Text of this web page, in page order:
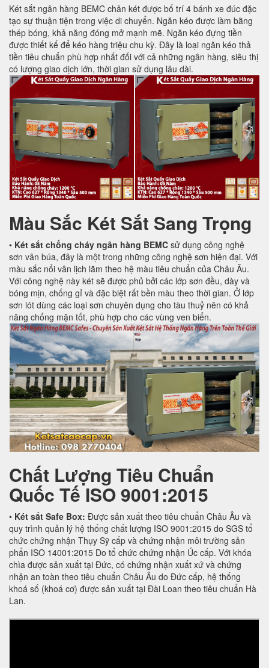
Két sắt ngân hàng BEMC chân két được bố trí 4 bánh xe đúc đặc
tạo sự thuận tiện trong việc di chuyển. Ngăn kéo được làm bằng
thép bóng, khả năng đóng mở mạnh mẽ. Ngăn kéo đựng tiền
được thiết kế để kéo hàng triệu chu kỳ. Đây là loại ngăn kéo thả
tiền tiêu chuẩn phù hợp nhất đối với cả những ngân hàng, siêu thị
có lượng giao dịch lớn, thời gian sử dụng lâu dài.
Màu Sắc Két Sắt Sang Trọng
• Két sắt chống cháy ngân hàng BEMC sử dụng công nghệ
sơn vân búa, đây là một trong những công nghệ sơn hiện đại. Với
màu sắc nổi vân lịch lãm theo hệ màu tiêu chuẩn của Châu Âu.
Với công nghệ này két sẽ được phủ bởi các lớp sơn đều, dày và
bóng mịn, chống gỉ và đặc biệt rất bền màu theo thời gian. Ở lớp
sơn lót dùng các loại sơn chuyên dụng cho tàu thuỷ nên có khả
năng chống mặn tốt, phù hợp cho các vùng ven biển.
Chất Lượng Tiêu Chuẩn
Quốc TếISO 9001:2015
• Két sắt Safe Box: Được sản xuất theo tiêu chuẩn Châu Âu và
quy trình quản lý hệ thống chất lượng ISO 9001:2015 do SGS tổ
chức chứng nhận Thụy Sỹ cấp và chứng nhận môi trường sản
phẩn ISO 14001:2015 Do tổ chức chứng nhận Úc cấp. Với khóa
chìa được sản xuất tại Đức, có chứng nhận xuất xứ và chứng
nhận an toàn theo tiêu chuẩn Châu Âu do Đức cấp, hệ thống
khoá số (khoá cơ) được sản xuất tại Đài Loan theo tiêu chuẩn Hà
Lan.